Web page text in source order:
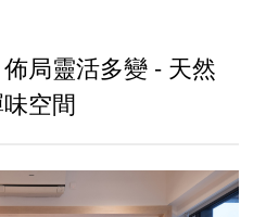
局靈活多變 - 天然
空間